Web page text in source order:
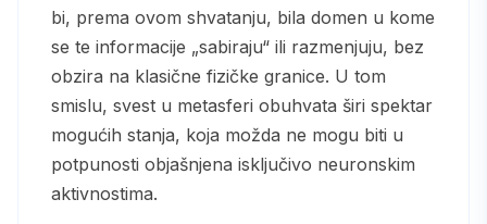
bi, prema ovom shvatanju, bila domen u kome
se te informacije „sabiraju“ ili razmenjuju, bez
obzira na klasične fizičke granice. U tom
smislu, svest u metasferi obuhvata širi spektar
mogućih stanja, koja možda ne mogu biti u
potpunosti objašnjena isključivo neuronskim
aktivnostima.